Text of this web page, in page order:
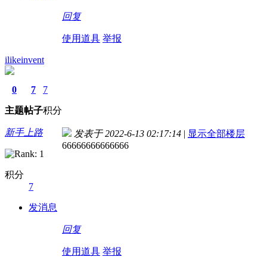
回复
使用道具 举报
ilikeinvent
0
主题
7
帖子
7
积分
新手上路
积分
7
发消息
发表于 2022-6-13 02:17:14 | 显示全部楼层
66666666666666
回复
使用道具 举报